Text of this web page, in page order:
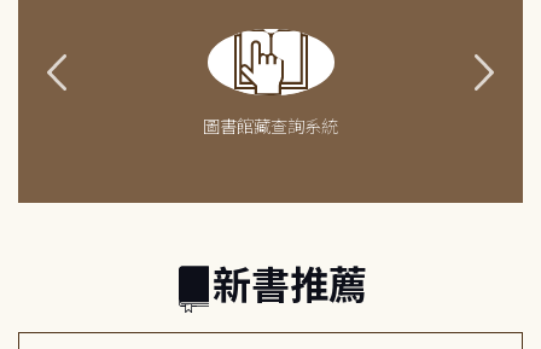
圖書館藏查詢系統
新書推薦